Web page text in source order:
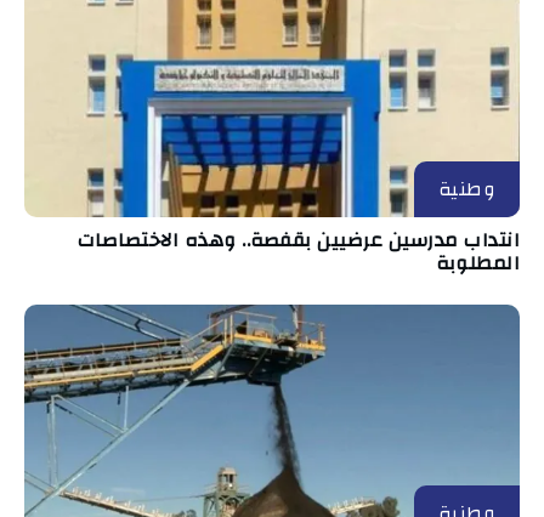
وطنية
انتداب مدرسين عرضيين بقفصة.. وهذه الاختصاصات
المطلوبة